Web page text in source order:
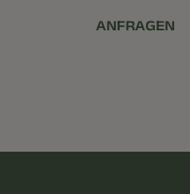
ANFRAGEN